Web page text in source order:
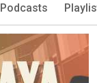
Podcasts